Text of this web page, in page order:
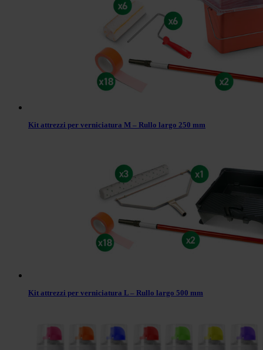
Kit attrezzi per verniciatura M – Rullo largo 250 mm
Kit attrezzi per verniciatura L – Rullo largo 500 mm